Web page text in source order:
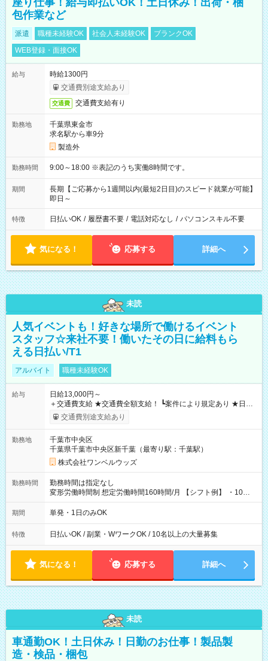
座り仕事！給与即払いOK！土日休み！出荷・梱
包作業など
派遣 職種未経験OK 社会人未経験OK
ブランクOK
WEB登録・面接OK
給与
時給1300円
交通費別途支給あり
交通費 交通費支給有り
勤務地
千葉県東金市
求名駅から車9分
製造外
勤務時間 9:00～18:00 ※表記のうち実働8時間です。
期間
長期【ご応募から1週間以内(最短2日目)のスピード就業が可能】
即日～
特徴 日払いOK / 履歴書不要 / 電話対応なし / パソコンスキル不要
気になる！ 応募する 詳細へ
未読
人気イベントも！好きな場所で働けるイベント
スタッフ☆来社不要！働いたその日に給料もら
える日払い/T1
アルバイト 職種未経験OK
給与
日給13,000円～
＋交通費支給 ★交通費全額支給！ ┗案件により規定あり ★日払
いOK！（規定あり） ┗働いたその日に現金GET♪ お仕事後はコ
ンビニATMから 日払い分を引き落とせます！ 【試用期間】試
交通費別途支給あり
勤務地
千葉市中央区
千葉県千葉市中央区新千葉（最寄り駅：千葉駅）
株式会社ワンベルウッズ
勤務時間
勤務時間は指定なし
変形労働時間制 想定労働時間160時間/月 【シフト例】 ・10：
00～20：00
期間 単発・1日のみOK
特徴 日払いOK / 副業・WワークOK / 10名以上の大量募集
気になる！ 応募する 詳細へ
未読
車通勤OK！土日休み！日勤のお仕事！製品製
造・検品・梱包